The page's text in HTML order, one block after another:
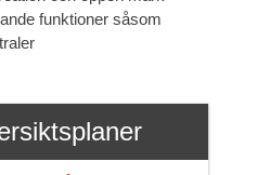
funktioner såsom